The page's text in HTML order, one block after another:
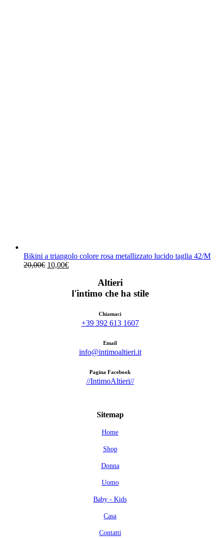
Bikini a triangolo colore rosa metallizzato lucido taglia 42/M
20,00€ Il10,00€Il
è:
Altieri
l'intimo che ha stile
Chiamaci
+39 392 613 1607
Email
info@intimoaltieri.it
Pagina Facebook
//IntimoAltieri//
Sitemap
Home
Shop
Donna
Uomo
Baby - Kids
Casa
Contatti